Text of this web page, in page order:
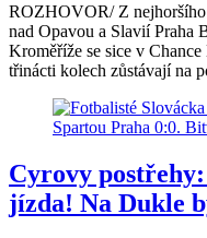
ROZHOVOR/ Z nejhoršího
nad Opavou a Slavií Praha
Kroměříže se sice v
třinácti kolech zůstávají na
Cyrovy
jízda! Na Dukle